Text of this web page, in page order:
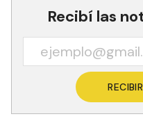
Recibí las